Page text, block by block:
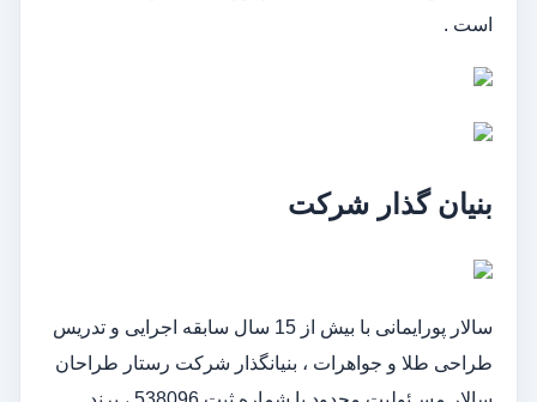
است .
بنیان گذار شرکت
سالار پورایمانی با بیش از 15 سال سابقه اجرایی و تدریس
طراحی طلا و جواهرات ، بنیانگذار شرکت رستار طراحان